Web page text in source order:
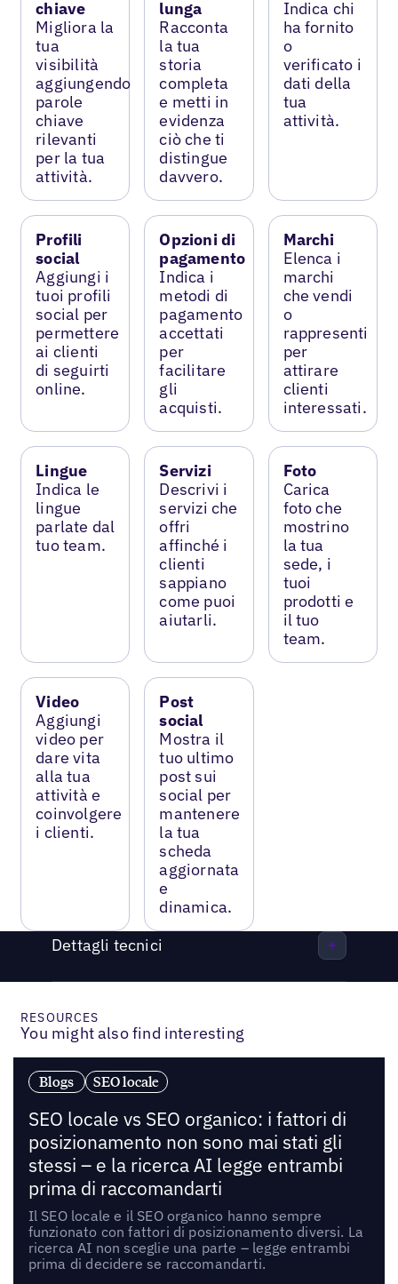
chiave
Migliora la
tua
visibilità
aggiungendo
parole
chiave
rilevanti
per la tua
attività.
lunga
Racconta
la tua
storia
completa
e metti in
evidenza
ciò che ti
distingue
davvero.
Indica chi
ha fornito
o
verificato i
dati della
tua
attività.
Profili
social
Aggiungi i
tuoi profili
social per
permettere
ai clienti
di seguirti
online.
Opzioni di
pagamento
Indica i
metodi di
pagamento
accettati
per
facilitare
gli
acquisti.
Marchi
Elenca i
marchi
che vendi
o
rappresenti
per
attirare
clienti
interessati.
Lingue
Indica le
lingue
parlate dal
tuo team.
Servizi
Descrivi i
servizi che
offri
affinché i
clienti
sappiano
come puoi
aiutarli.
Foto
Carica
foto che
mostrino
la tua
sede, i
tuoi
prodotti e
il tuo
team.
Video
Aggiungi
video per
dare vita
alla tua
attività e
coinvolgere
i clienti.
Post
social
Mostra il
tuo ultimo
post sui
social per
mantenere
la tua
scheda
aggiornata
e
dinamica.
Dettagli tecnici
RESOURCES
You might also find interesting
Blogs SEO locale
SEO locale vs SEO organico: i fattori di
posizionamento non sono mai stati gli
stessi – e la ricerca AI legge entrambi
prima di raccomandarti
Il SEO locale e il SEO organico hanno sempre
funzionato con fattori di posizionamento diversi. La
ricerca AI non sceglie una parte – legge entrambi
prima di decidere se raccomandarti.